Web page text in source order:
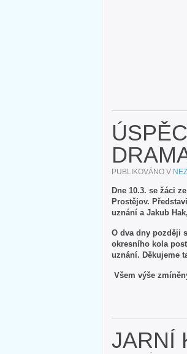
PUBLIKOVÁNO V
Dne 10.3. se žáci
Prostějov.
uznání a Jakub
O dva dny později
okresního kola
uznání. Děkujeme
Všem výše
JARNÍ